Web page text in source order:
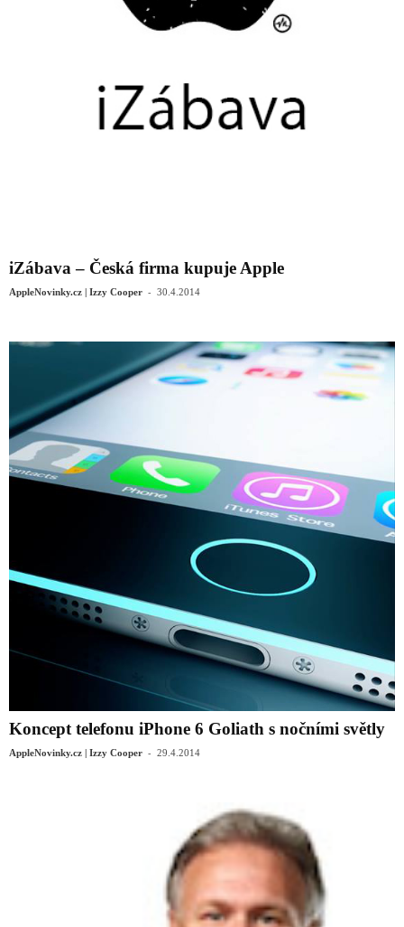
iZábava – Česká firma kupuje Apple
AppleNovinky.cz | Izzy Cooper - 30.4.2014
Koncept telefonu iPhone 6 Goliath s nočními světly
AppleNovinky.cz | Izzy Cooper - 29.4.2014